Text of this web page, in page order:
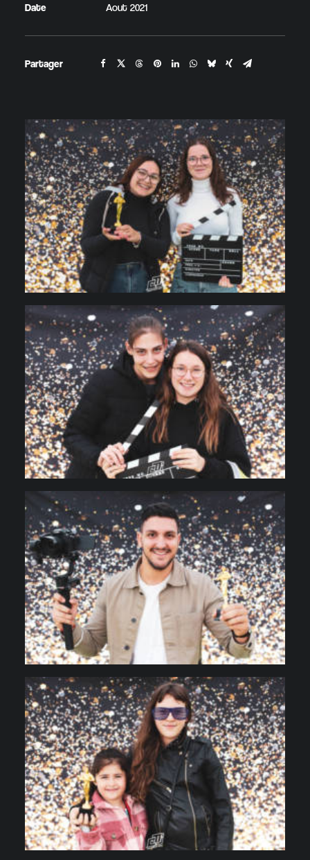
Date Aout 2021
Partager